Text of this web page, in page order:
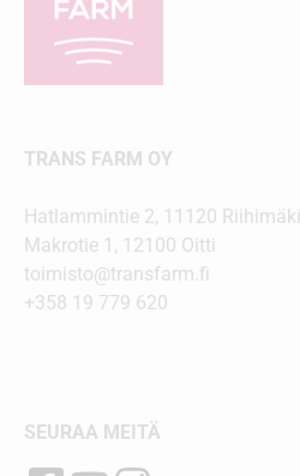
TRANS FARM OY
Hatlammintie 2, 11120 Riihimäki
Makrotie 1, 12100 Oitti
toimisto@transfarm.fi
+358 19 779 620
SEURAA MEITÄ